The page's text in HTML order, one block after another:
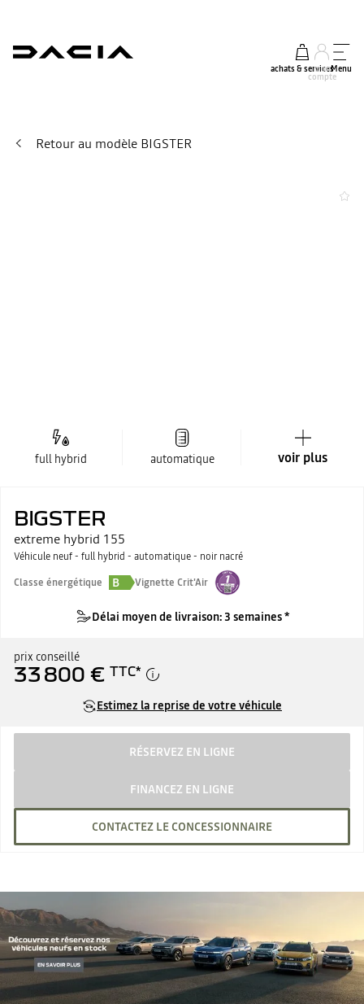
achats & services
mon
compte
Menu
Retour au modèle BIGSTER
full hybrid automatique voir plus
BIGSTER
extreme hybrid 155
Véhicule neuf - full hybrid - automatique - noir nacré
Classe énergétique
B Vignette Crit'Air
Délai moyen de livraison: 3 semaines *
prix conseillé
33 800 € TTC*
Estimez la reprise de votre véhicule
RÉSERVEZ EN LIGNE
FINANCEZ EN LIGNE
CONTACTEZ LE CONCESSIONNAIRE